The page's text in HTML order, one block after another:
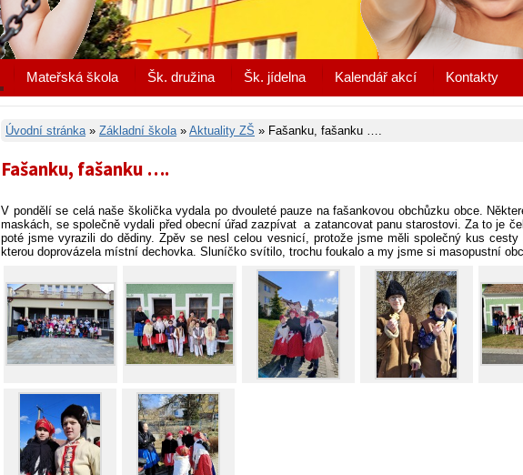
Mateřská škola Šk. družina Šk. jídelna Kalendář akcí Kontakty
Úvodní stránka» Základní škola» Aktuality ZŠ » Fašanku, fašanku ….
Fašanku, fašanku ….
V pondělí se celá naše školička vydala po dvouleté pauze na fašankovou obchůzku obce.
maskách, se společně vydali před obecní úřad zazpívat a zatancovat panu starostovi. Za to je
poté jsme vyrazili do dědiny. Zpěv se nesl celou vesnicí, protože jsme měli společný kus cesty
kterou doprovázela místní dechovka. Sluníčko svítilo, trochu foukalo a my jsme si masopustní